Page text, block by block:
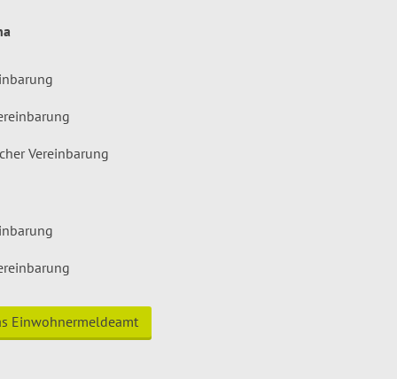
Vereinbarung
Einwohnermeldeamt